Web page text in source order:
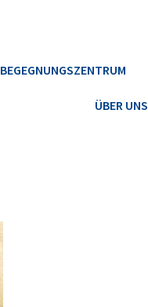
BEGEGNUNGSZENTRUM
ÜBER UNS